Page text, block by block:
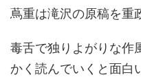
蔦重は滝沢の原稿を重
毒舌で独りよがりな作
かく読んでいくと面白